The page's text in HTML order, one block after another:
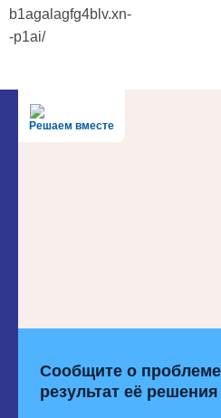
b1agalagfg4blv.xn-
-p1ai/
Решаем вместе
Сообщите о
результат её решения